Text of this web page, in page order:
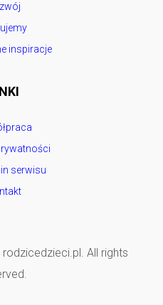
inspiracje
serwisu
All rights